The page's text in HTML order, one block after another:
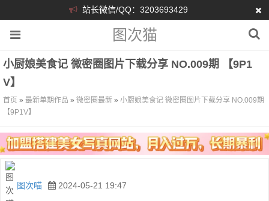
站长微信/QQ：3203693429
图次猫
小厨娘美食记 微密圈图片下载分享 NO.009期 【9P1
V】
首页 » 最新单期作品 » 微密圈最新 » 小厨娘美食记 微密圈图片下载分享 NO.009期
【9P1V】
图次喵 2024-05-21 19:47